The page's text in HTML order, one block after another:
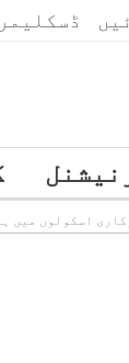
ڈسکلیمر
اسکولوں میں